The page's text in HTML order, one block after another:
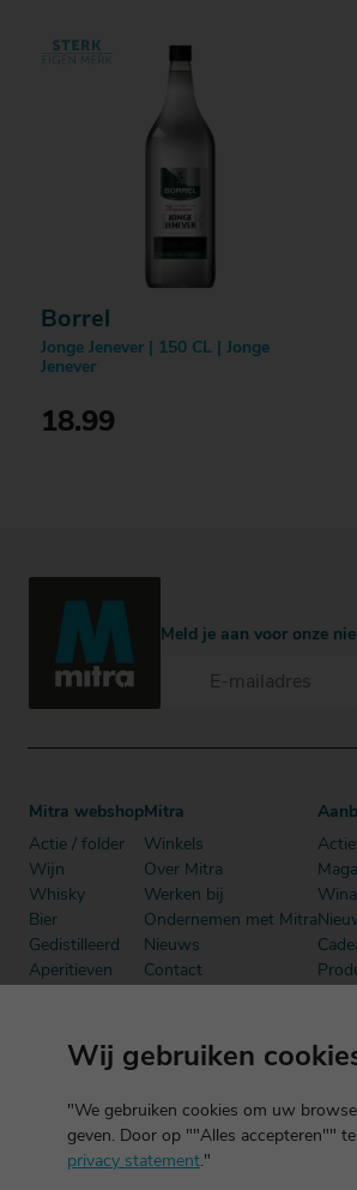
Borrel
Jonge Jenever | 150 CL | Jonge
Jenever
18.99
Meld je aan voor onze
Mitra webshop
Actie / folder
Wijn
Whisky
Bier
Gedistilleerd
Aperitieven
Boeken
Mitra
Winkels
Over Mitra
Werken bij
Ondernemen met Mitra
Nieuws
Contact
Wij gebruiken
"We gebruiken cookies om uw
geven. Door op ""Alles accepteren""
privacy statement."